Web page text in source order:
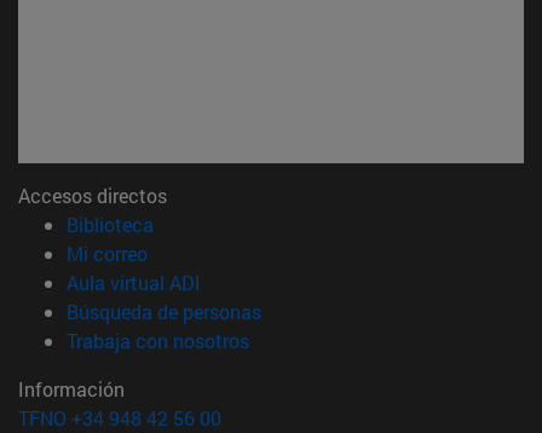
Accesos directos
Biblioteca
Mi correo(abre en nueva ventana)
Aula virtual ADI
Búsqueda de personas(abre en nueva ventana)
Trabaja con nosotros(abre en nueva ventana)
Información
TFNO +34 948 42 56 00